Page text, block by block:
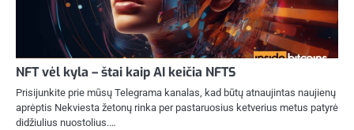
NFT vėl kyla – štai kaip AI keičia NFTS
Prisijunkite prie mūsų Telegrama kanalas, kad būtų atnaujintas naujienų
aprėptis Nekviesta žetonų rinka per pastaruosius ketverius metus patyrė
didžiulius nuostolius.…